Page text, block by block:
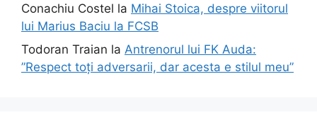
Conachiu Costel la Mihai Stoica, despre viitorul
lui Marius Baciu la FCSB
Todoran Traian la Antrenorul lui FK Auda:
”Respect toți adversarii, dar acesta e stilul meu”